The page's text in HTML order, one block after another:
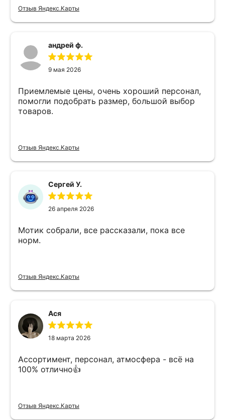
Отзыв Яндекс.Карты
андрей ф.
9 мая 2026
Приемлемые цены, очень хороший персонал,
помогли подобрать размер, большой выбор
товаров.
Отзыв Яндекс.Карты
Сергей У.
26 апреля 2026
Мотик собрали, все рассказали, пока все
норм.
Отзыв Яндекс.Карты
Ася
18 марта 2026
Ассортимент, персонал, атмосфера - всё на
100% отлично👍
Отзыв Яндекс.Карты